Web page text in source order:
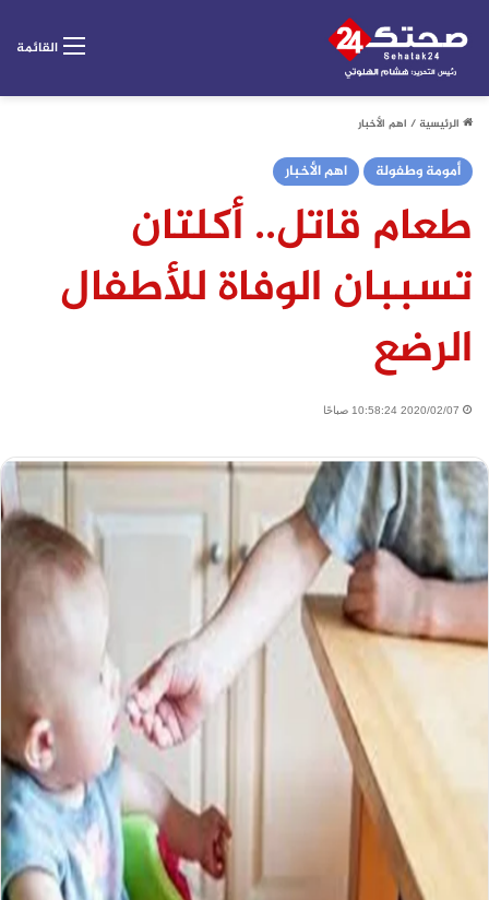
القائمة
الرئيسية/ اهم الأخبار
أمومة وطفولة اهم الأخبار
طعام قاتل.. أكلتان
تسببان الوفاة للأطفال
الرضع
2020/02/07 10:58:24 صباحًا